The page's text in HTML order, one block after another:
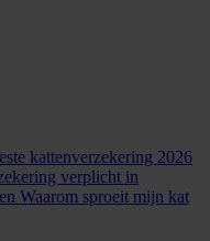
kattenverzekering 2026
verplicht in
Waarom sproeit mijn kat